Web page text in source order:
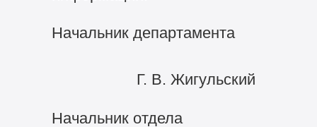
Начальник департамента
Г. В. Жигульский
Начальник отдела